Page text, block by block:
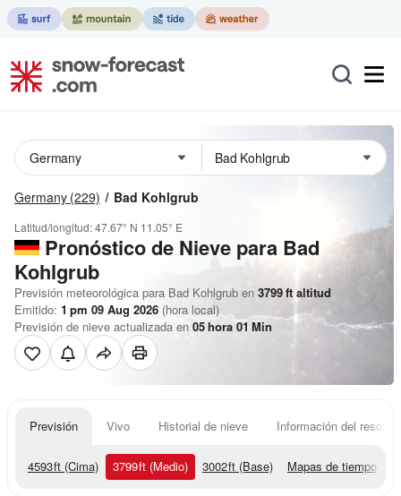
Germany (229) Bad Kohlgrub
Latitud/longitud:47.67° N 11.05° E
Pronóstico de Nieve para Bad
Kohlgrub
Previsión meteorológica para Bad Kohlgrub en 3799ft altitud
Emitido: 1 pm 09 Aug 2026 (hora local)
Previsión de nieve actualizada en 05hora 01 Min
Previsión Vivo Historial de nieve Información del resort
4593ft (Cima) 3799ft (Medio) 3002ft (Base) Mapas de tiempo